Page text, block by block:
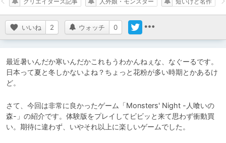
いいね 2 ウォッチ 0
最近暑いんだか寒いんだかこれもうわかんねぇな、なぐーるです。
日本って夏と冬しかないよね？ちょっと花粉が多い時期とかあるけ
ど。
さて、今回は非常に良かったゲーム「Monsters' Night -人喰いの
森-」の紹介です。体験版をプレイしてビビッと来て思わず衝動買
い。期待に違わず、いやそれ以上に楽しいゲームでした。